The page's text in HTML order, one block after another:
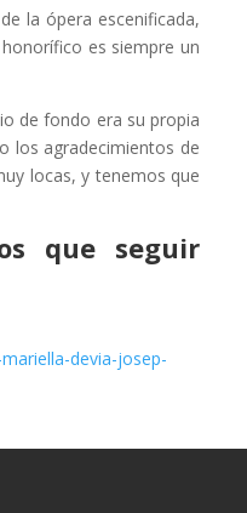
la ópera escenificada,
es siempre un
de fondo era su propia
los agradecimientos de
locas, y tenemos que
que seguir
devia-josep-